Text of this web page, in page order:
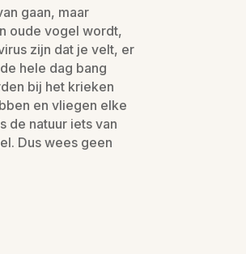
gaan, maar
oude vogel wordt,
zijn dat je velt, er
hele dag bang
bij het krieken
en vliegen elke
de natuur iets van
Dus wees geen